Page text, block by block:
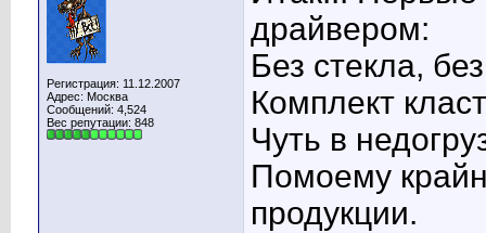
Регистрация: 11.12.2007
Адрес: Москва
Сообщений: 4,524
Вес репутации: 848
драйвером:
Без стекла,
Комплект
Чуть в
Помоему
продукции.